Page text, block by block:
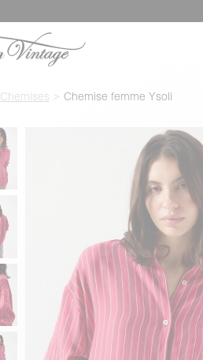
Chemises Chemise femme Ysoli